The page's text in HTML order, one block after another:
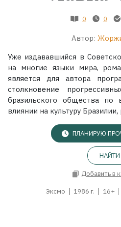
Экранизации
0 0
Автор:
Уже издававшийся в
на многие языки мира,
является для автора
столкновение
бразильского общества
влиянии на культуру Бразилии,
ПЛАНИРУЮ
НАЙТИ
Добавить в
Эксмо 1986 г. 16+